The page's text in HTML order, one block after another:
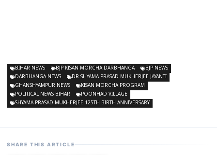
BIHAR NEWS BJP KISAN MORCHA DARBHANGA
BJP NEWS
DARBHANGA NEWS
DR SHYAMA PRASAD MUKHERJEE JAYANTI
GHANSHYAMPUR NEWS
KISAN MORCHA PROGRAM
POLITICAL NEWS BIHAR
POONHAD VILLAGE
SHYAMA PRASAD MUKHERJEE 125TH BIRTH ANNIVERSARY
SHARE THIS ARTICLE